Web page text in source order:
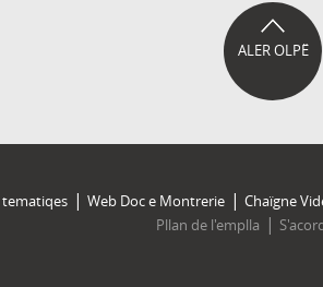
ALER OLPË
tematiqes Web Doc e Montrerie Chaïgne
Pllan de l'emplla